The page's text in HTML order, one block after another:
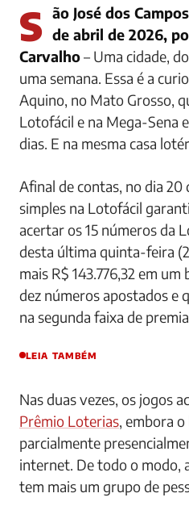
São José dos Campos-SP, sexta-feira, 24 de abril de 2026,
Carvalho– Uma cidade,
uma semana. Essa é a
Aquino, no Mato Grosso,
Lotofácil e na Mega-Sena
dias. E na mesma casa
Afinal de contas, no dia 20
simples na Lotofácil
acertar os 15 números da
desta última quinta-feira
mais R$ 143.776,32 em
dez números apostados e
na segunda faixa de
LEIA TAMBÉM
Nas duas vezes, os jogos
Prêmio Loterias , embora
parcialmente
internet. De todo o modo,
tem mais um grupo de